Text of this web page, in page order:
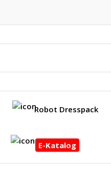
Robot Dresspack
E-Katalog